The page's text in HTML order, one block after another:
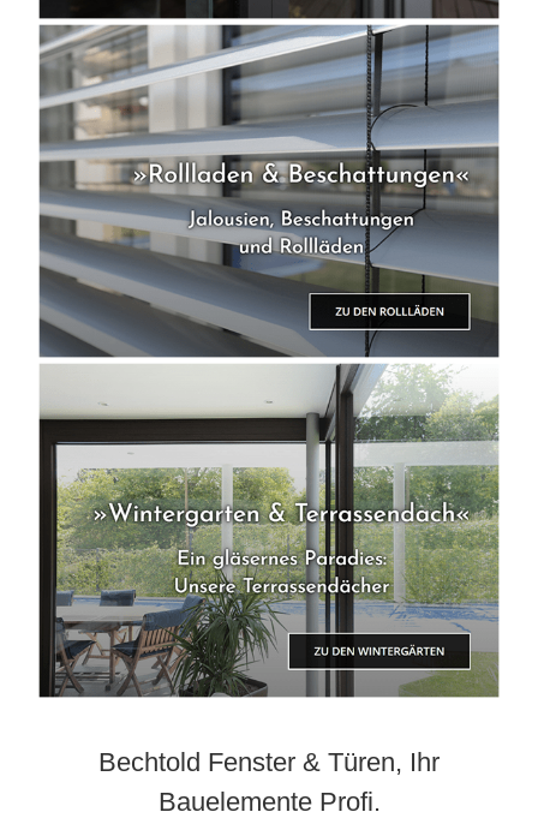
Bechtold Fenster & Türen, Ihr
Bauelemente Profi.